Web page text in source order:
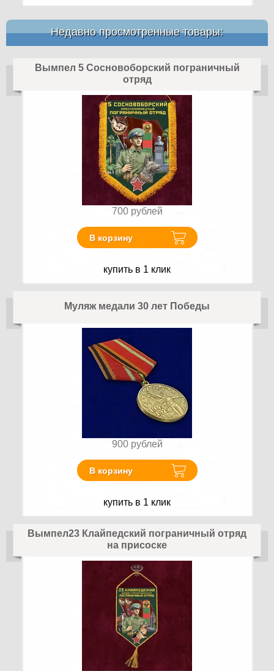
Недавно просмотренные товары:
Вымпел 5 Сосновоборский пограничный
отряд
700 рублей
В корзину
купить в 1 клик
Муляж медали 30 лет Победы
900 рублей
В корзину
купить в 1 клик
Вымпел23 Клайпедский пограничный отряд
на присоске